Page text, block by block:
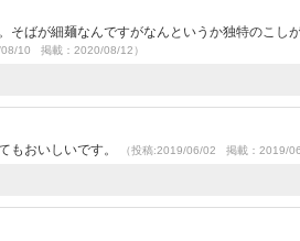
ばが細麺なんですがなんというか独特のこし
08/10 掲載：2020/08/12）
もおいしいです。
（投稿:2019/06/02 掲載：2019/